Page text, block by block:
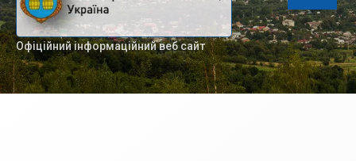
Офіційний інформаційний веб сайт